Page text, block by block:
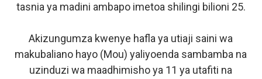
tasnia ya madini ambapo imetoa shilingi bilioni 25.
Akizungumza kwenye hafla ya utiaji saini wa
makubaliano hayo (Mou) yaliyoenda sambamba na
uzinduzi wa maadhimisho ya 11 ya utafiti na